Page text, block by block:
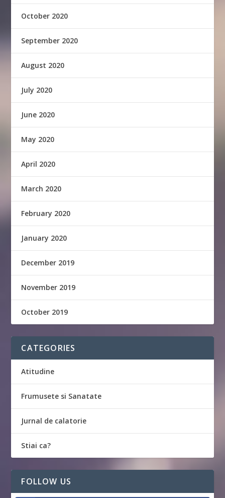
October 2020
September 2020
August 2020
July 2020
June 2020
May 2020
April 2020
March 2020
February 2020
January 2020
December 2019
November 2019
October 2019
CATEGORIES
Atitudine
Frumusete si Sanatate
Jurnal de calatorie
Stiai ca?
FOLLOW US